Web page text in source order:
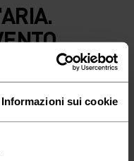
Informazioni sui cookie
rapida per